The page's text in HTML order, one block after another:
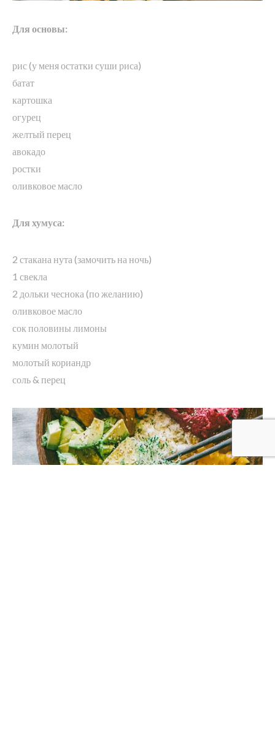
Для основы:
рис (у меня остатки суши риса)
батат
картошка
огурец
желтый перец
авокадо
ростки
оливковое масло
Для хумуса:
2 стакана нута (замочить на ночь)
1 свекла
2 дольки чеснока (по желанию)
оливковое масло
сок половины лимоны
кумин молотый
молотый кориандр
соль & перец